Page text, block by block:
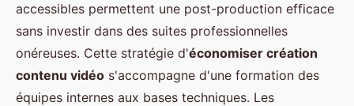
accessibles permettent une post-production efficace
sans investir dans des suites professionnelles
onéreuses. Cette stratégie d'économiser création
contenu vidéo s'accompagne d'une formation des
équipes internes aux bases techniques. Les